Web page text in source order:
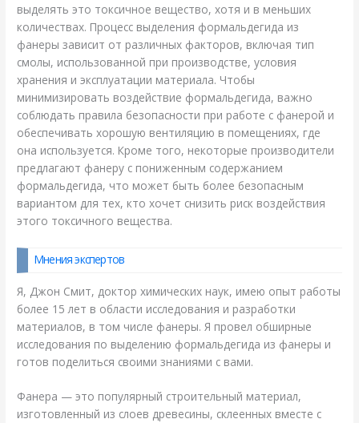
выделять это токсичное вещество, хотя и в меньших
количествах. Процесс выделения формальдегида из
фанеры зависит от различных факторов, включая тип
смолы, использованной при производстве, условия
хранения и эксплуатации материала. Чтобы
минимизировать воздействие формальдегида, важно
соблюдать правила безопасности при работе с фанерой и
обеспечивать хорошую вентиляцию в помещениях, где
она используется. Кроме того, некоторые производители
предлагают фанеру с пониженным содержанием
формальдегида, что может быть более безопасным
вариантом для тех, кто хочет снизить риск воздействия
этого токсичного вещества.
Мнения экспертов
Я, Джон Смит, доктор химических наук, имею опыт работы
более 15 лет в области исследования и разработки
материалов, в том числе фанеры. Я провел обширные
исследования по выделению формальдегида из фанеры и
готов поделиться своими знаниями с вами.
Фанера — это популярный строительный материал,
изготовленный из слоев древесины, склеенных вместе с